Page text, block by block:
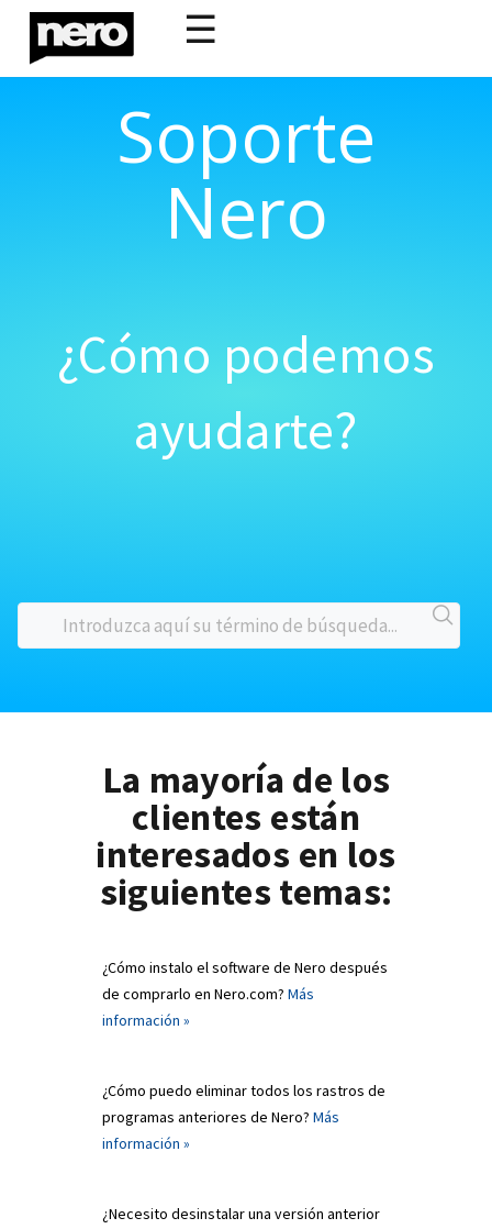
☰
Soporte
Nero
¿Cómo podemos
ayudarte?
La mayoría de los
clientes están
interesados en los
siguientes temas:
¿Cómo instalo el software de Nero después
de comprarlo en Nero.com? Más
información »
¿Cómo puedo eliminar todos los rastros de
programas anteriores de Nero? Más
información »
¿Necesito desinstalar una versión anterior